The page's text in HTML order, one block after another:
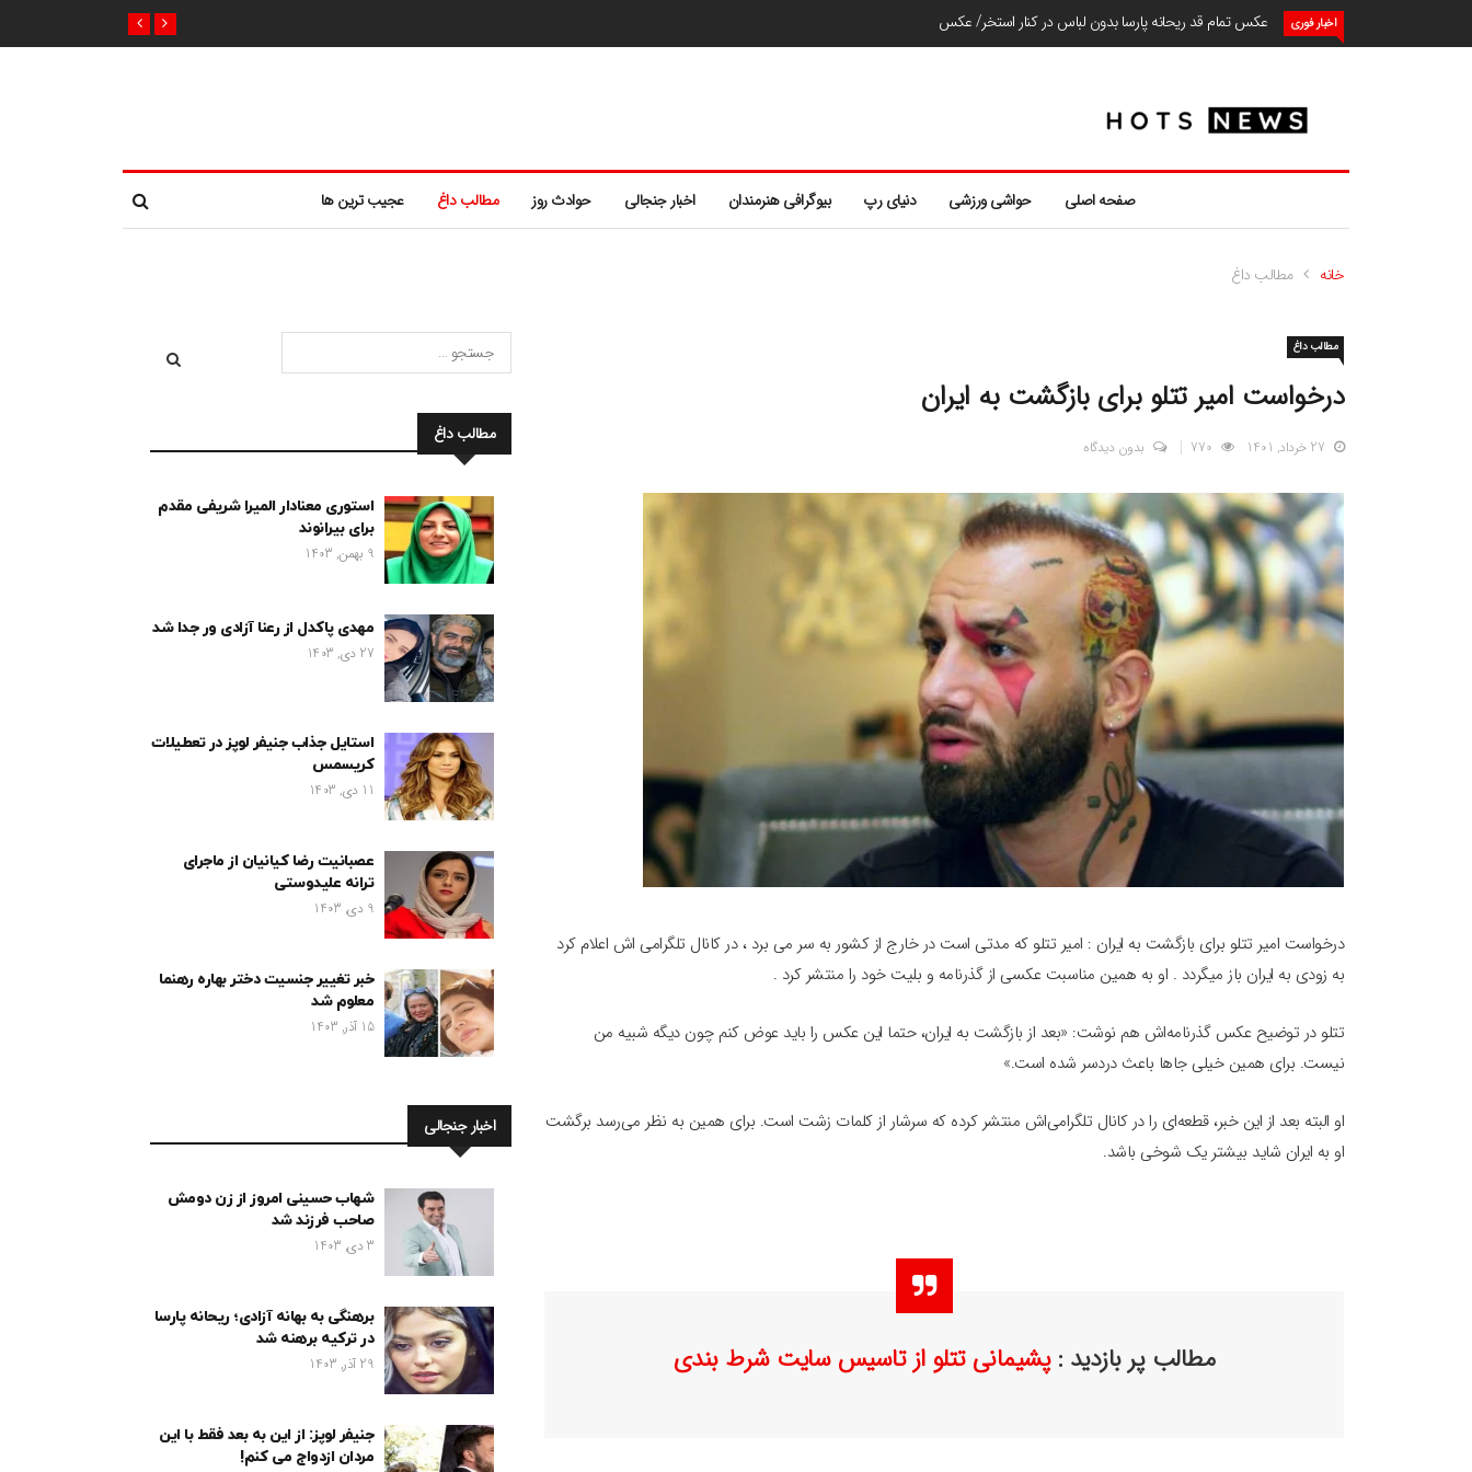
اخبار فوری عکس تمام قد ریحانه پارسا بدون لباس در کنار استخر/ عکس
صفحه اصلی حواشی ورزشی دنیای رپ بیوگرافی هنرمندان اخبار جنجالی حوادث روز مطالب داغ عجیب ترین ها
خانه مطالب داغ
مطالب داغ
درخواست امیر تتلو برای بازگشت به ایران
27 خرداد, 1401 بدون دیدگاه
درخواست امیر تتلو برای بازگشت به ایران : امیر تتلو که مدتی است در خارج از کشور به سر می برد ، در کانال تلگرامی اش اعلام کرد
به زودی به ایران باز میگردد . او به همین مناسبت عکسی از گذرنامه و بلیت خود را منتشر کرد .
تتلو در توضیح عکس گذرنامه‌اش هم نوشت: «بعد از بازگشت به ایران، حتما این عکس را باید عوض کنم چون دیگه شبیه من
نیست. برای همین خیلی جاها باعث دردسر شده است.»
او البته بعد از این خبر، قطعه‌ای را در کانال تلگرامی‌اش منتشر کرده که سرشار از کلمات زشت است. برای همین به نظر می‌رسد برگشت
او به ایران شاید بیشتر یک شوخی باشد.
مطالب پر بازدید :پشیمانی تتلو از تاسیس سایت شرط بندی
مطالب داغ
استوری معنادار المیرا شریفی مقدم
برای بیرانوند
9 بهمن, 1403
مهدی پاکدل از رعنا آزادی ور جدا شد
27 دی, 1403
استایل جذاب جنیفر لوپز در تعطیلات
کریسمس
11 دی, 1403
عصبانیت رضا کیانیان از ماجرای
ترانه علیدوستی
9 دی, 1403
خبر تغییر جنسیت دختر بهاره رهنما
معلوم شد
15 آذر, 1403
اخبار جنجالی
شهاب حسینی امروز از زن دومش
صاحب فرزند شد
3 دی, 1403
برهنگی به بهانه آزادی؛ ریحانه پارسا
در ترکیه برهنه شد
29 آذر, 1403
جنیفر لوپز: از این به بعد فقط با این
مردان ازدواج می کنم!